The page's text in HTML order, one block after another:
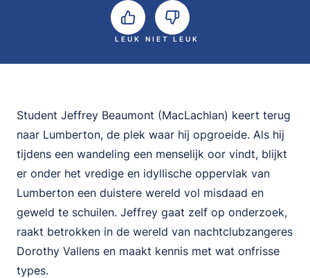
LEUK NIET LEUK
Student Jeffrey Beaumont (MacLachlan) keert terug
naar Lumberton, de plek waar hij opgroeide. Als hij
tijdens een wandeling een menselijk oor vindt, blijkt
er onder het vredige en idyllische oppervlak van
Lumberton een duistere wereld vol misdaad en
geweld te schuilen. Jeffrey gaat zelf op onderzoek,
raakt betrokken in de wereld van nachtclubzangeres
Dorothy Vallens en maakt kennis met wat onfrisse
types.